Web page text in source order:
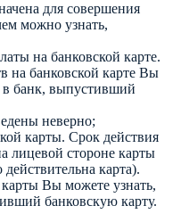
для совершения
можно узнать,
на банковской карте.
на банковской карте Вы
в банк, выпустивший
неверно;
карты. Срок действия
лицевой стороне карты
карта).
Вы можете узнать,
банковскую карту.